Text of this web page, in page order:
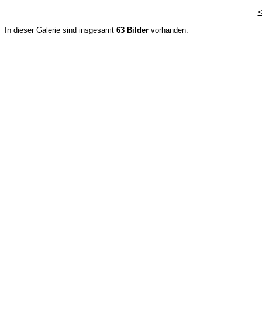
In dieser Galerie sind insgesamt 63 Bilder vorhanden.